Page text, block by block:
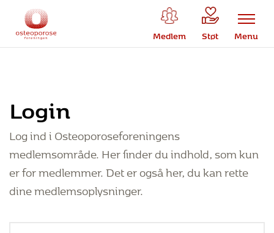
Medlem Støt Menu
Login
Log ind i Osteoporoseforeningens
medlemsområde. Her finder du indhold, som kun
er for medlemmer. Det er også her, du kan rette
dine medlemsoplysninger.